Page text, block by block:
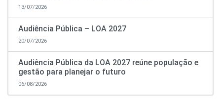
13/07/2026
Audiência Pública – LOA 2027
20/07/2026
Audiência Pública da LOA 2027 reúne população e
gestão para planejar o futuro
06/08/2026